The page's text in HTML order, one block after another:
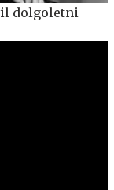
dolgoletni